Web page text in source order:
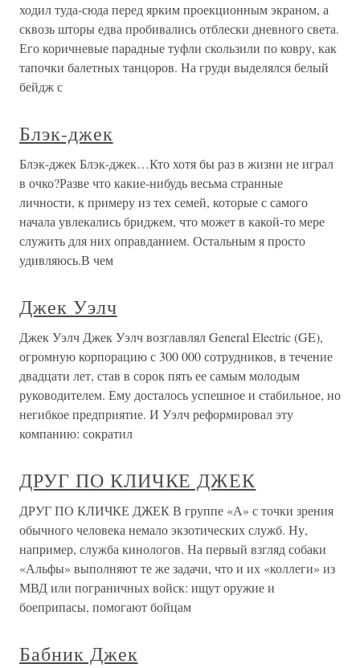
ходил туда-сюда перед ярким проекционным экраном, а
сквозь шторы едва пробивались отблески дневного света.
Его коричневые парадные туфли скользили по ковру, как
тапочки балетных танцоров. На груди выделялся белый
бейдж с
Блэк-джек
Блэк-джек Блэк-джек…Кто хотя бы раз в жизни не играл
в очко?Разве что какие-нибудь весьма странные
личности, к примеру из тех семей, которые с самого
начала увлекались бриджем, что может в какой-то мере
служить для них оправданием. Остальным я просто
удивляюсь.В чем
Джек Уэлч
Джек Уэлч Джек Уэлч возглавлял General Electric (GE),
огромную корпорацию с 300 000 сотрудников, в течение
двадцати лет, став в сорок пять ее самым молодым
руководителем. Ему досталось успешное и стабильное, но
негибкое предприятие. И Уэлч реформировал эту
компанию: сократил
ДРУГ ПО КЛИЧКЕ ДЖЕК
ДРУГ ПО КЛИЧКЕ ДЖЕК В группе «А» с точки зрения
обычного человека немало экзотических служб. Ну,
например, служба кинологов. На первый взгляд собаки
«Альфы» выполняют те же задачи, что и их «коллеги» из
МВД или пограничных войск: ищут оружие и
боеприпасы, помогают бойцам
Бабник Джек